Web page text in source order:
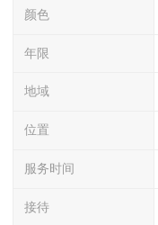
颜色
年限
地域
位置
服务时间
接待